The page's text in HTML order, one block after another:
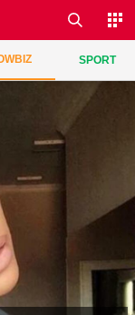
SPORT